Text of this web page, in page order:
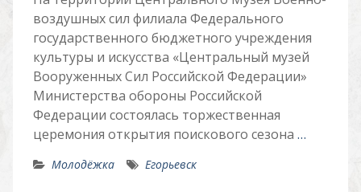
воздушных сил филиала Федерального
государственного бюджетного учреждения
культуры и искусства «Центральный музей
Вооруженных Сил Российской Федерации»
Министерства обороны Российской
Федерации состоялась торжественная
церемония открытия поискового сезона …
Молодёжка Егорьевск